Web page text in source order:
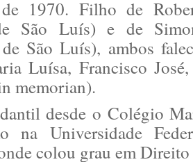
de 1970. Filho de
São Luís) e de
São Luís), ambos
Luísa, Francisco
memorian).
desde o Colégio
na Universidade
colou grau em